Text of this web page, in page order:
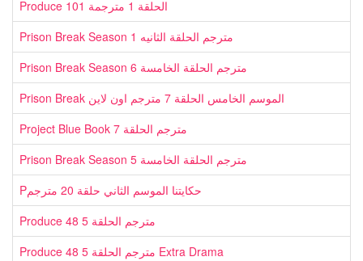
Produce 101 الحلقة 1 مترجمة
Prison Break Season 1 مترجم الحلقة الثانيه
Prison Break Season 6 مترجم الحلقة الخامسة
Prison Break الموسم الخامس الحلقة 7 مترجم اون لاين
Project Blue Book مترجم الحلقة 7
Prison Break Season 5 مترجم الحلقة الخامسة
Pحكايتنا الموسم الثاني حلقة 20 مترجم
Produce 48 مترجم الحلقة 5
Produce 48 مترجم الحلقة 5 Extra Drama